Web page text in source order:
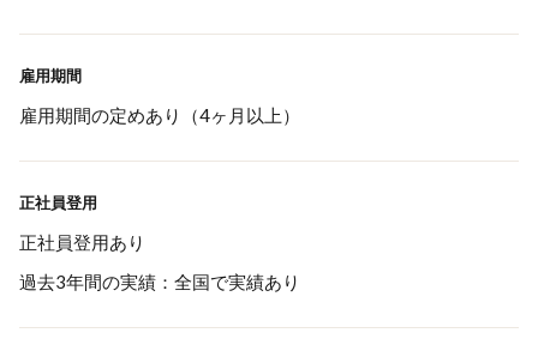
雇用期間
雇用期間の定めあり（4ヶ月以上）
正社員登用
正社員登用あり
過去3年間の実績：全国で実績あり